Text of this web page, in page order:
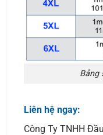
Bảng
Liên hệ ngay:
Công Ty TNHH